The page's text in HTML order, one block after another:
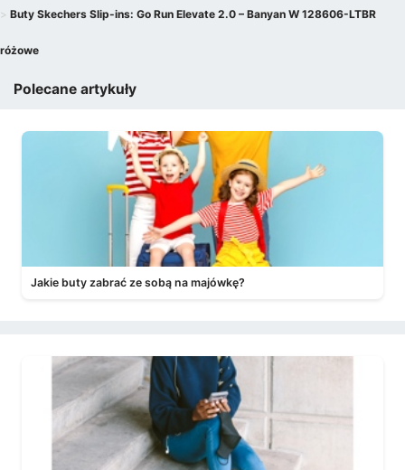
Buty Skechers Slip-ins: Go Run Elevate 2.0 – Banyan W 128606-LTBR
różowe
Polecane artykuły
Jakie buty zabrać ze sobą na majówkę?